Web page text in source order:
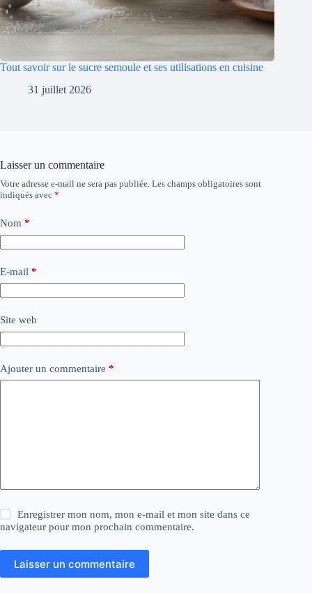
Tout savoir sur le sucre semoule et ses utilisations en cuisine
31 juillet 2026
Laisser un commentaire
Votre adresse e-mail ne sera pas publiée. Les champs obligatoires sont
indiqués avec *
Nom *
E-mail *
Site web
Ajouter un commentaire *
Enregistrer mon nom, mon e-mail et mon site dans ce
navigateur pour mon prochain commentaire.
Laisser un commentaire